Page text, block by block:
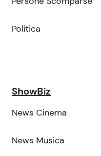
Politica
ShowBiz
News Cinema
News Musica